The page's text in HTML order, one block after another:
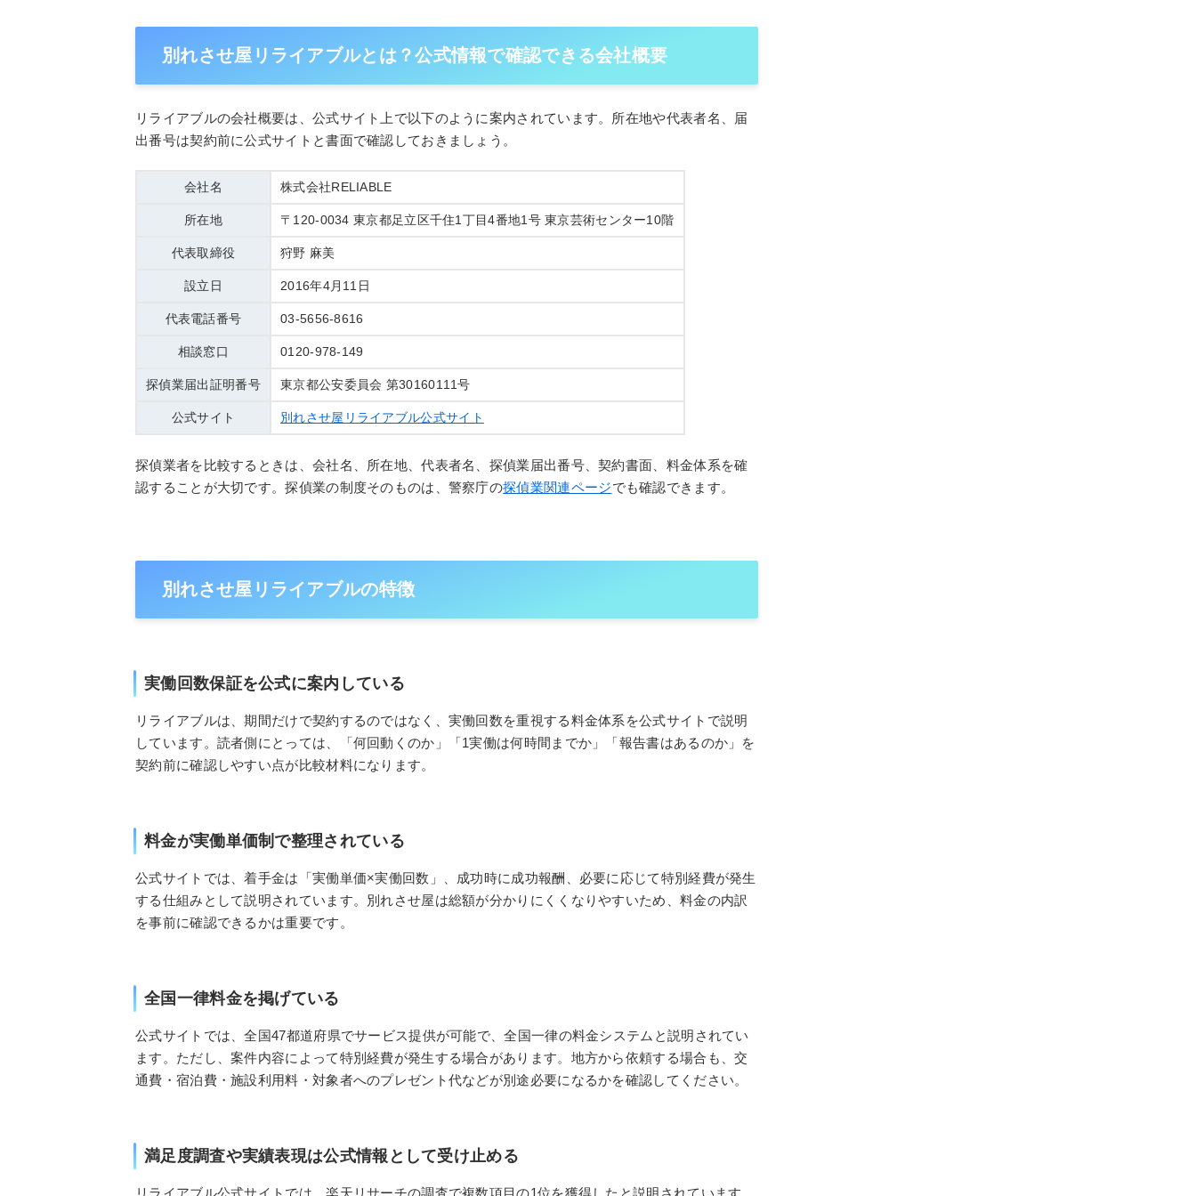
別れさせ屋リライアブルとは？公式情報で確認できる会社概要
リライアブルの会社概要は、公式サイト上で以下のように案内されています。所在地や代表者名、届
出番号は契約前に公式サイトと書面で確認しておきましょう。
会社名 株式会社RELIABLE
所在地 〒120-0034 東京都足立区千住1丁目4番地1号 東京芸術センター10階
代表取締役 狩野 麻美
設立日 2016年4月11日
代表電話番号 03-5656-8616
相談窓口 0120-978-149
探偵業届出証明番号 東京都公安委員会 第30160111号
公式サイト 別れさせ屋リライアブル公式サイト
探偵業者を比較するときは、会社名、所在地、代表者名、探偵業届出番号、契約書面、料金体系を確
認することが大切です。探偵業の制度そのものは、警察庁の探偵業関連ページでも確認できます。
別れさせ屋リライアブルの特徴
実働回数保証を公式に案内している
リライアブルは、期間だけで契約するのではなく、実働回数を重視する料金体系を公式サイトで説明
しています。読者側にとっては、「何回動くのか」「1実働は何時間までか」「報告書はあるのか」を
契約前に確認しやすい点が比較材料になります。
料金が実働単価制で整理されている
公式サイトでは、着手金は「実働単価×実働回数」、成功時に成功報酬、必要に応じて特別経費が発生
する仕組みとして説明されています。別れさせ屋は総額が分かりにくくなりやすいため、料金の内訳
を事前に確認できるかは重要です。
全国一律料金を掲げている
公式サイトでは、全国47都道府県でサービス提供が可能で、全国一律の料金システムと説明されてい
ます。ただし、案件内容によって特別経費が発生する場合があります。地方から依頼する場合も、交
通費・宿泊費・施設利用料・対象者へのプレゼント代などが別途必要になるかを確認してください。
満足度調査や実績表現は公式情報として受け止める
リライアブル公式サイトでは、楽天リサーチの調査で複数項目の1位を獲得したと説明されています。